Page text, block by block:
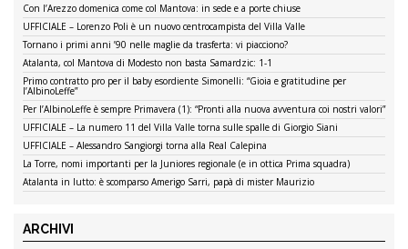
Con l’Arezzo domenica come col Mantova: in sede e a porte chiuse
UFFICIALE – Lorenzo Poli è un nuovo centrocampista del Villa Valle
Tornano i primi anni ’90 nelle maglie da trasferta: vi piacciono?
Atalanta, col Mantova di Modesto non basta Samardzic: 1-1
Primo contratto pro per il baby esordiente Simonelli: “Gioia e gratitudine per
l’AlbinoLeffe”
Per l’AlbinoLeffe è sempre Primavera (1): “Pronti alla nuova avventura coi nostri valori”
UFFICIALE – La numero 11 del Villa Valle torna sulle spalle di Giorgio Siani
UFFICIALE – Alessandro Sangiorgi torna alla Real Calepina
La Torre, nomi importanti per la Juniores regionale (e in ottica Prima squadra)
Atalanta in lutto: è scomparso Amerigo Sarri, papà di mister Maurizio
ARCHIVI